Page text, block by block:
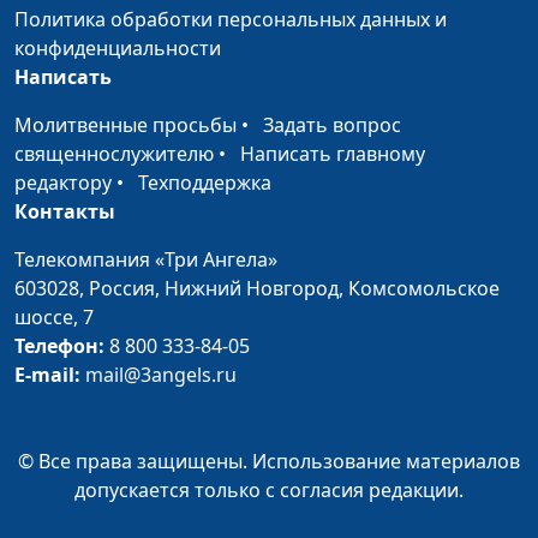
Сплошное невезение — что
делать?
Карма существует?
Вилина
Парфенова
Как достичь поставленной цели?
Как уменьшить плохое влияние
прошлого?
Вилина
#11
Интернет - друг или враг?
делать?
Парфенова
Политика обработки персональных данных и
конфиденциальности
Написать
Молитвенные просьбы • Задать вопрос
священнослужителю • Написать главному
редактору • Техподдержка
Контакты
Телекомпания «Три Ангела»
603028, Россия, Нижний Новгород, Комсомольское
шоссе, 7
Телефон: 8 800 333-84-05
E-mail: mail@3angels.ru
© Все права защищены. Использование материалов
допускается только с согласия редакции.